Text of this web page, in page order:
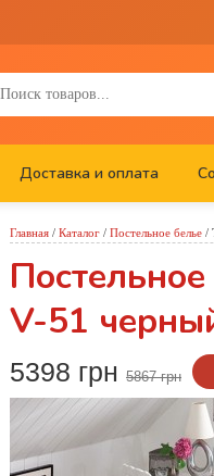
Доставка и оплата
Главная / Каталог / Постельное белье /
V-51
5398 грн 5867 грн